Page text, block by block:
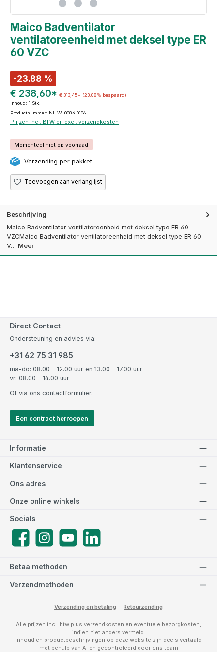
Maico Badventilator
ventilatoreenheid met deksel type ER
60 VZC
-23.88 %
€ 238,60* € 313,45* (23.88% bespaard)
Inhoud: 1 Stk.
Productnummer: NL-WL0084.0106
Prijzen incl. BTW en excl. verzendkosten
Momenteel niet op voorraad
Verzending per pakket
Toevoegen aan verlanglijst
Beschrijving
Maico Badventilator ventilatoreenheid met deksel type ER 60
VZCMaico Badventilator ventilatoreenheid met deksel type ER 60
V… Meer
Direct Contact
Ondersteuning en advies via:
+31 62 75 31 985
ma-do: 08.00 - 12.00 uur en 13.00 - 17.00 uur
vr: 08.00 - 14.00 uur
Of via ons contactformulier.
Een contract herroepen
Informatie
Klantenservice
Betaalmethoden
Verzendmethoden
Ons adres
Socials
FacebookInstagramYouTube
Onze online winkels
Verzending en betaling Retourzending
Alle prijzen incl. btw plus verzendkosten en eventuele bezorgkosten,
indien niet anders vermeld.
Inhoud en productbeschrijvingen op deze website zijn deels vertaald
met behulp van AI en gecontroleerd door ons team